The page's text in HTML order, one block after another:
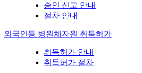
승인 신고 안내
절차 안내
외국인등 병원체자원 취득허가
취득허가 안내
취득허가 절차